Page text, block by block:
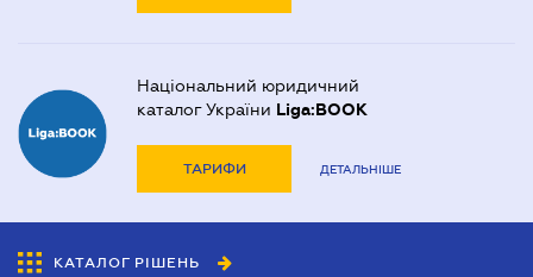
Національний юридичний
каталог України Liga:BOOK
ТАРИФИ ДЕТАЛЬНІШЕ
КАТАЛОГ РІШЕНЬ